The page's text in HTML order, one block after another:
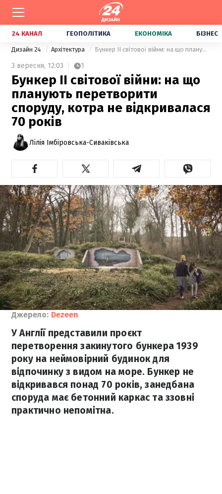
24 КАНАЛ ГЕОПОЛІТИКА ЕКОНОМІКА БІЗНЕС
Дизайн 24 Архітектура Бункер II світової війни: на що планують перетворити споруду, котра не відкривалася 70 років
3 вересня, 12:03 1
Бункер II світової війни: на що
планують перетворити
споруду, котра не відкривалася
70 років
Лілія Імбіровська-Сиваківська
Джерело: Dezeen
У Англії представили проєкт
перетворення закинутого бункера 1939
року на неймовірний будинок для
відпочинку з видом на море. Бункер не
відкривався понад 70 років, занедбана
споруда має бетонний каркас та ззовні
практично непомітна.